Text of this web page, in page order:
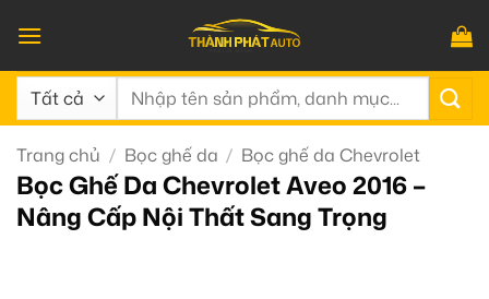
qua
nội
dung
Tìm
Trang chủ / Bọc ghế da / Bọc ghế da Chevrolet
Bọc Ghế Da Chevrolet Aveo 2016 –
Nâng Cấp Nội Thất Sang Trọng